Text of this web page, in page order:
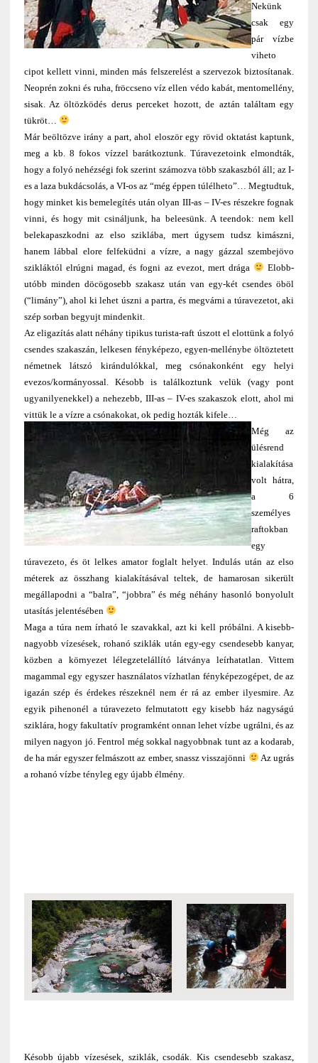
Nekünk
csak egy
pár vízbe
viheto
cipot kellett vinni, minden más felszerelést a szervezok biztosítanak.
Neoprén zokni és ruha, fröccseno víz ellen védo kabát, mentomellény,
sisak. Az öltözködés derus perceket hozott, de aztán találtam egy
tükröt…
Már beöltözve irány a part, ahol eloször egy rövid oktatást kaptunk,
meg a kb. 8 fokos vízzel barátkoztunk. Túravezetoink elmondták,
hogy a folyó nehézségi fok szerint számozva több szakaszból áll; az I-
es a laza bukdácsolás, a VI-os az “még éppen túlélheto”… Megtudtuk,
hogy minket kis bemelegítés után olyan III-as – IV-es részekre fognak
vinni, és hogy mit csináljunk, ha beleesünk. A teendok: nem kell
belekapaszkodni az elso sziklába, mert úgysem tudsz kimászni,
hanem lábbal elore felfeküdni a vízre, a nagy gázzal szembejövo
szikláktól elrúgni magad, és fogni az evezot, mert drága
Elobb-
utóbb minden döcögosebb szakasz után van egy-két csendes öböl
(“limány”), ahol ki lehet úszni a partra, és megvárni a túravezetot, aki
szép sorban begyujt mindenkit.
Az eligazítás alatt néhány tipikus turista-raft úszott el elottünk a folyó
csendes szakaszán, lelkesen fényképezo, egyen-mellénybe öltöztetett
németnek látszó kirándulókkal, meg csónakonként egy helyi
evezos/kormányossal. Késobb is találkoztunk velük (vagy pont
ugyanilyenekkel) a nehezebb, III-as – IV-es szakaszok elott, ahol mi
vittük le a vízre a csónakokat, ok pedig hozták kifele…
Még az
ülésrend
kialakítása
volt hátra,
a 6
személyes
raftokban
egy
túravezeto, és öt lelkes amator foglalt helyet. Indulás után az elso
méterek az összhang kialakításával teltek, de hamarosan sikerült
megállapodni a “balra”, “jobbra” és még néhány hasonló bonyolult
utasítás jelentésében
Maga a túra nem írható le szavakkal, azt ki kell próbálni. A kisebb-
nagyobb vízesések, rohanó sziklák után egy-egy csendesebb kanyar,
közben a környezet lélegzetelállító látványa leírhatatlan. Vittem
magammal egy egyszer használatos vízhatlan fényképezogépet, de az
igazán szép és érdekes részeknél nem ér rá az ember ilyesmire. Az
egyik pihenonél a túravezeto felmutatott egy kisebb ház nagyságú
sziklára, hogy fakultatív programként onnan lehet vízbe ugrálni, és az
milyen nagyon jó. Fentrol még sokkal nagyobbnak tunt az a kodarab,
de ha már egyszer felmászott az ember, snassz visszajönni
Az ugrás
a rohanó vízbe tényleg egy újabb élmény.
Késobb újabb vízesések, sziklák, csodák. Kis csendesebb szakasz,